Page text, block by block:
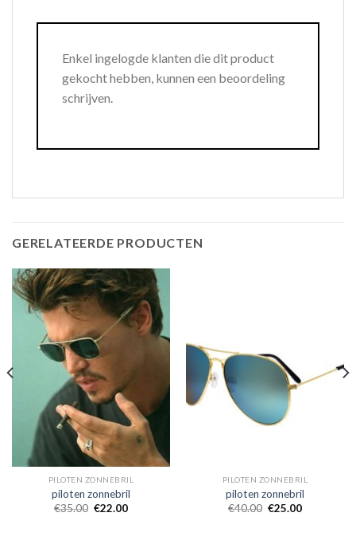
Enkel ingelogde klanten die dit product
gekocht hebben, kunnen een beoordeling
schrijven.
GERELATEERDE PRODUCTEN
PILOTEN ZONNEBRIL
piloten zonnebril
€35.00 €22.00
PILOTEN ZONNEBRIL
piloten zonnebril
€40.00 €25.00